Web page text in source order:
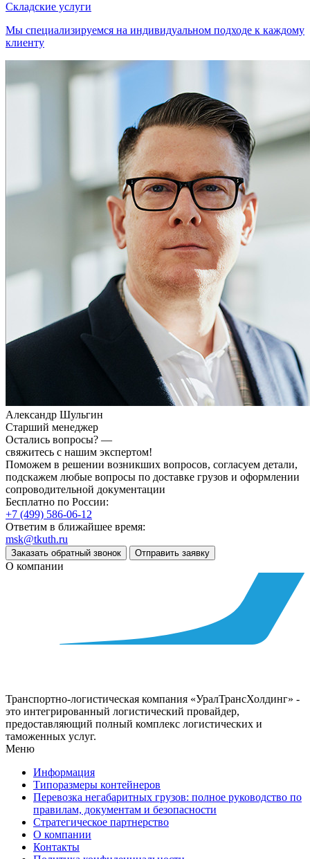
Складские услуги
Мы специализируемся на индивидуальном подходе к каждому
клиенту
Александр Шульгин
Старший менеджер
Остались вопросы? —
свяжитесь с нашим экспертом!
Поможем в решении возникших вопросов, согласуем детали,
подскажем любые вопросы по доставке грузов и оформлении
сопроводительной документации
Бесплатно по России:
+7 (499) 586-06-12
Ответим в ближайшее время:
msk@tkuth.ru
Заказать обратный звонок Отправить заявку
О компании
Транспортно-логистическая компания «УралТрансХолдинг» -
это интегрированный логистический провайдер,
предоставляющий полный комплекс логистических и
таможенных услуг.
Меню
Информация
Типоразмеры контейнеров
Перевозка негабаритных грузов: полное руководство по
правилам, документам и безопасности
Стратегическое партнерство
О компании
Контакты